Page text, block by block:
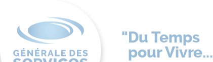
Du Temps
pour Vivre...